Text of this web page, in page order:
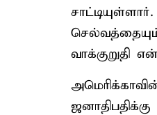
வாக்குறுதி